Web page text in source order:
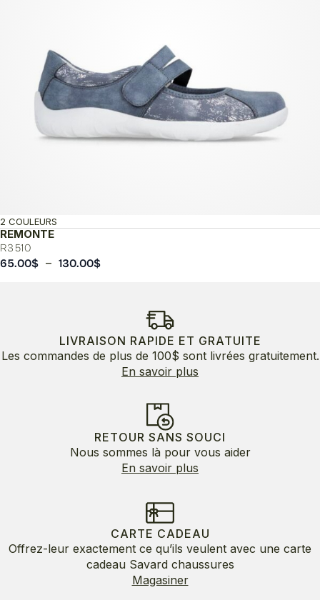
REMONTE
R3510
2 COULEURS
65.00$ – 130.00$Plage
130.00$
LIVRAISON RAPIDE ET GRATUITE
Les commandes de plus de 100$ sont livrées gratuitement.
En savoir plus
RETOUR SANS SOUCI
Nous sommes là pour vous aider
En savoir plus
CARTE CADEAU
Offrez-leur exactement ce qu’ils veulent avec une carte
cadeau Savard chaussures
Magasiner